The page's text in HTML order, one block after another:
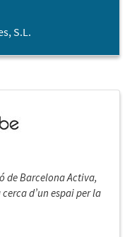
S.L.
de Barcelona Activa,
d’un espai per la